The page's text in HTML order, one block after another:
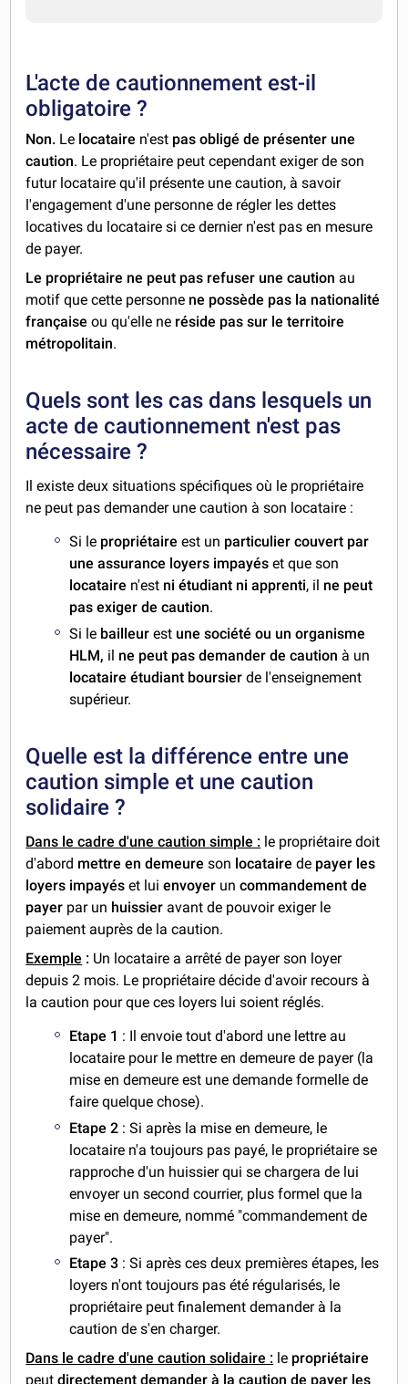
L'acte de cautionnement est-il
obligatoire ?
Non. Le locataire n'est pas obligé de présenter une
caution. Le propriétaire peut cependant exiger de son
futur locataire qu'il présente une caution, à savoir
l'engagement d'une personne de régler les dettes
locatives du locataire si ce dernier n'est pas en mesure
de payer.
Le propriétaire ne peut pas refuser une caution au
motif que cette personne ne possède pas la nationalité
française ou qu'elle ne réside pas sur le territoire
métropolitain.
Quels sont les cas dans lesquels un
acte de cautionnement n'est pas
nécessaire ?
Il existe deux situations spécifiques où le propriétaire
ne peut pas demander une caution à son locataire :
Si le propriétaire est un particuliercouvert par
uneassurance loyers impayés et que son
locataire n'est ni étudiant ni apprenti, il ne peut
pas exiger de caution.
Si le bailleurest une société ou unorganisme
HLM, il ne peut pas demander de caution à un
locataire étudiant boursier de l'enseignement
supérieur.
Quelle est la différence entre une
caution simple et une caution
solidaire ?
Dans le cadre d'une caution simple : le propriétaire doit
d'abord mettre en demeure son locatairede payer les
loyers impayés et luienvoyer uncommandement de
payer par un huissier avant de pouvoir exiger le
paiement auprès de la caution.
Exemple : Un locataire a arrêté de payer son loyer
depuis 2 mois. Le propriétaire décide d'avoir recours à
la caution pour que ces loyers lui soient réglés.
Etape 1 : Il envoie tout d'abord une lettre au
locataire pour le mettre en demeure de payer (la
mise en demeure est une demande formelle de
faire quelque chose).
Etape 2 : Si après la mise en demeure, le
locataire n'a toujours pas payé, le propriétaire se
rapproche d'un huissier qui se chargera de lui
envoyer un second courrier, plus formel que la
mise en demeure, nommé "commandement de
payer".
Etape 3 : Si après ces deux premières étapes, les
loyers n'ont toujours pas été régularisés, le
propriétaire peut finalement demander à la
caution de s'en charger.
Dans le cadre d'une caution solidaire : le propriétaire
peutdirectement demander à la caution de payer les